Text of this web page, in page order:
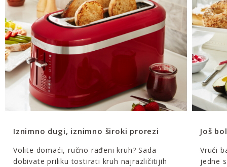
Iznimno dugi, iznimno široki prorezi
Volite domaći, ručno rađeni kruh? Sada
dobivate priliku tostirati kruh najrazličitijih
Još
Vrući
jedne